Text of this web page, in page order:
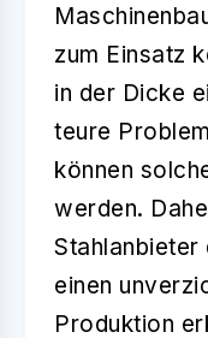
zum Einsatz
in der Dicke
teure
können
werden.
Stahlanbieter
einen
Produktion